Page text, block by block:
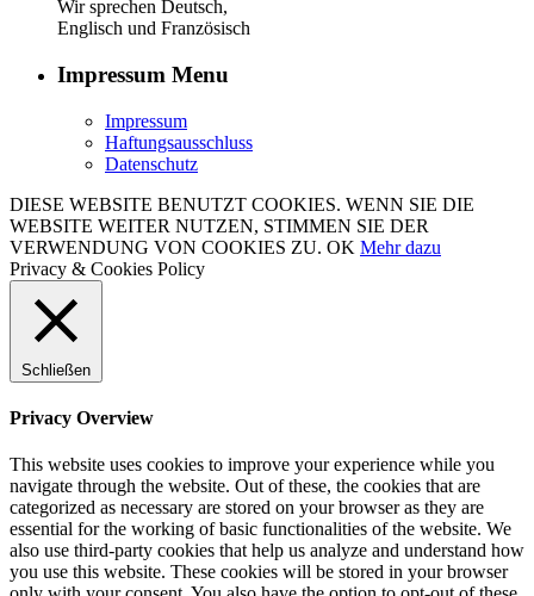
Wir sprechen Deutsch,
Englisch und Französisch
Impressum Menu
Impressum
Haftungsausschluss
Datenschutz
DIESE WEBSITE BENUTZT COOKIES. WENN SIE DIE
WEBSITE WEITER NUTZEN, STIMMEN SIE DER
VERWENDUNG VON COOKIES ZU. OK Mehr dazu
Privacy & Cookies Policy
Schließen
Privacy Overview
This website uses cookies to improve your experience while you
navigate through the website. Out of these, the cookies that are
categorized as necessary are stored on your browser as they are
essential for the working of basic functionalities of the website. We
also use third-party cookies that help us analyze and understand how
you use this website. These cookies will be stored in your browser